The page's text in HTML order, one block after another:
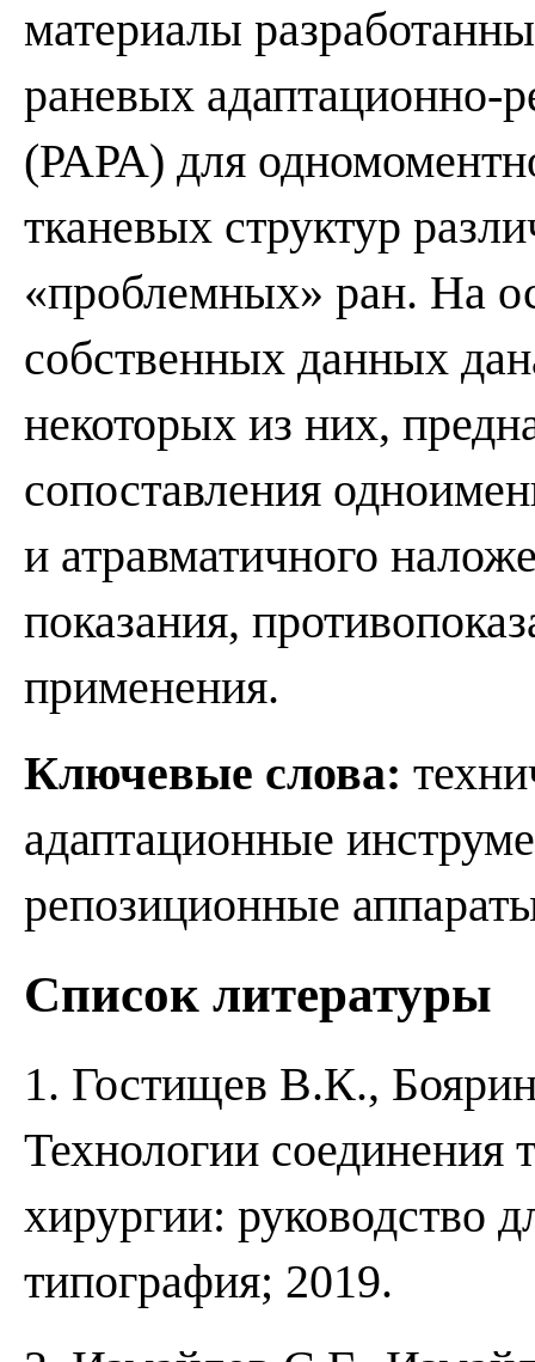
материалы
раневых адаптационно-
(РАРА) для
тканевых структур
«проблемных» ран. На
собственных данных
некоторых из них,
сопоставления
и атравматичного
показания,
применения.
Ключевые слова:
адаптационные
репозиционные
Список литературы
1. Гостищев В.К.,
Технологии соединения
хирургии: руководство
типография; 2019.